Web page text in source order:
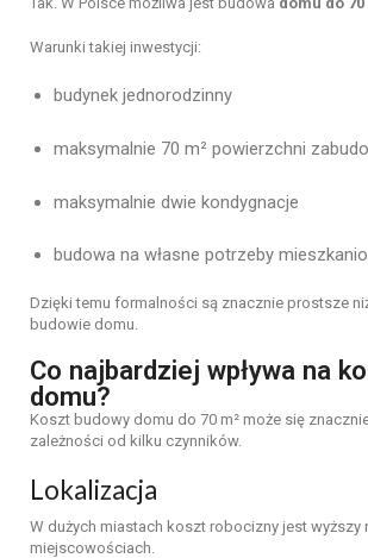
Warunki takiej inwestycji:
budynek jednorodzinny
maksymalnie 70 m² powierzchni
maksymalnie dwie kondygnacje
budowa na własne potrzeby
Dzięki temu formalności są znacznie prostsze
budowie domu.
Co najbardziej wpływa na
domu?
Koszt budowy domu do 70 m² może się
zależności od kilku czynników.
Lokalizacja
W dużych miastach koszt robocizny jest wyższy
miejscowościach.